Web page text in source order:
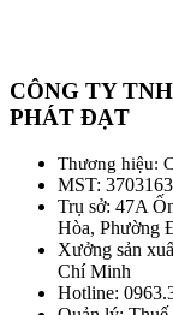
CÔNG TY
PHÁT ĐẠT
Thương hiệu:
MST:
Trụ sở: 47A
Hòa, Phường
Xưởng sản
Chí Minh
Hotline: